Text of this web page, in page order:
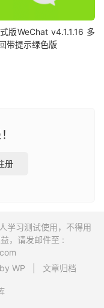
版WeChat v4.1.1.16 多
带提示绿色版
册
学习测试使用，不得用
，请发邮件至 :
WP | 文章归档